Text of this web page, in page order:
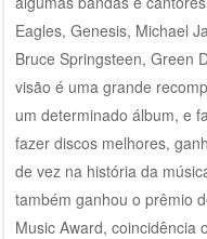
Eagles, Genesis, Michael
Bruce Springsteen, Green
visão é uma grande
um determinado álbum, e
fazer discos melhores,
de vez na história da
também ganhou o prêmio
Music Award, coincidência